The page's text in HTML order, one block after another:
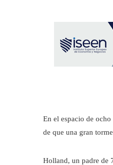
En el espacio de
de que una gran
Holland, un padre de